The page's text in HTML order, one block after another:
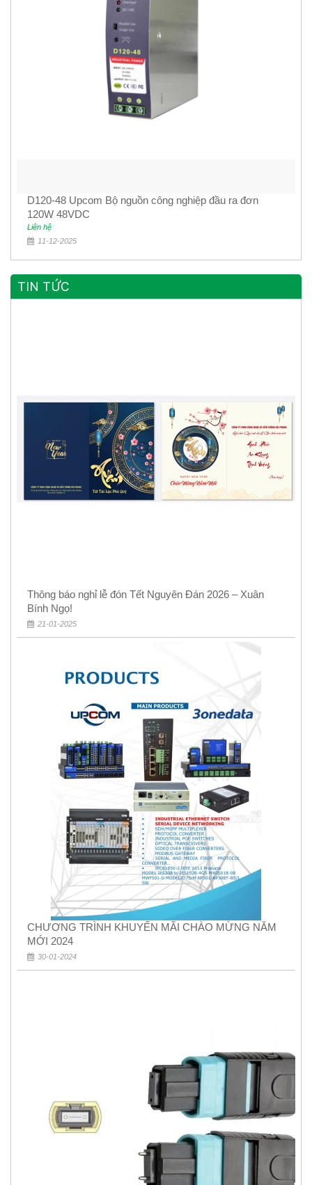
D120-48 Upcom Bộ nguồn công nghiệp đầu ra đơn
120W 48VDC
Liên hệ
11-12-2025
TIN TỨC
Thông báo nghỉ lễ đón Tết Nguyên Đán 2026 – Xuân
Bính Ngọ!
21-01-2025
CHƯƠNG TRÌNH KHUYẾN MÃI CHÀO MỪNG NĂM
MỚI 2024
30-01-2024